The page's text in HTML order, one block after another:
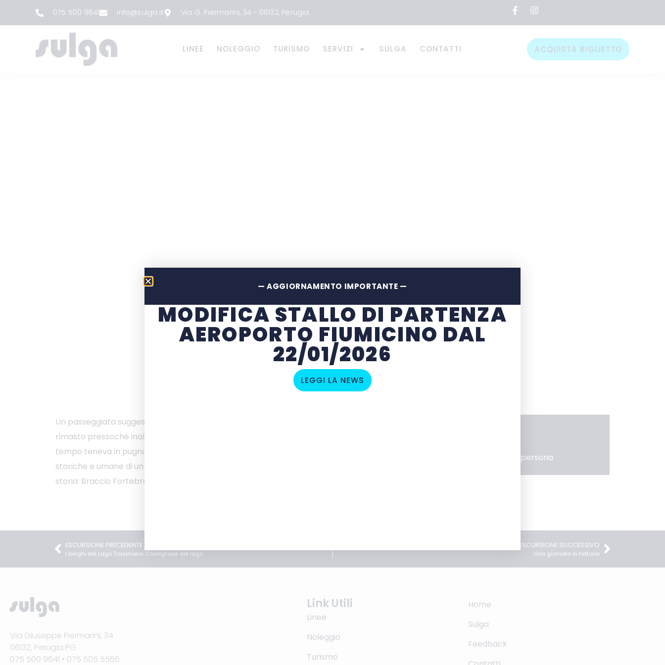
075 500 9641 info@sulga.it Via G. Piermarini, 34 - 06132, Perugia
LINEE NOLEGGIO TURISMO SERVIZI SULGA CONTATTI ACQUISTA BIGLIETTO
Un passeggiata suggestiva tra i coloratissimi vicoli fioriti di Montone, un borgo medievale
rimasto pressoché inalterato. Questo piccolo paese arroccato in cima ad un colle, un
tempo teneva in pugno l’Umbria intera. Sarà l’occasione ideale per ripercorrere le vicende
storiche e umane di un personaggio che fu signore di Montone, noto a molti appassionati di
storia: Braccio Fortebraccio.
a partire da 45 € a persona
ESCURSIONE PRECEDENTE
I borghi del Lago Trasimeno: Castiglione del lago
ESCURSIONE SUCCESSIVO
Una giornata in fattoria
Via Giuseppe Piermarini, 34
06132, Perugia PG
075 500 9641 • 075 505 5566
Link Utili
Linee
Noleggio
Turismo
Home
Sulga
Feedback
— AGGIORNAMENTO IMPORTANTE —
MODIFICA STALLO DI PARTENZA
AEROPORTO FIUMICINO DAL
22/01/2026
LEGGI LA NEWS